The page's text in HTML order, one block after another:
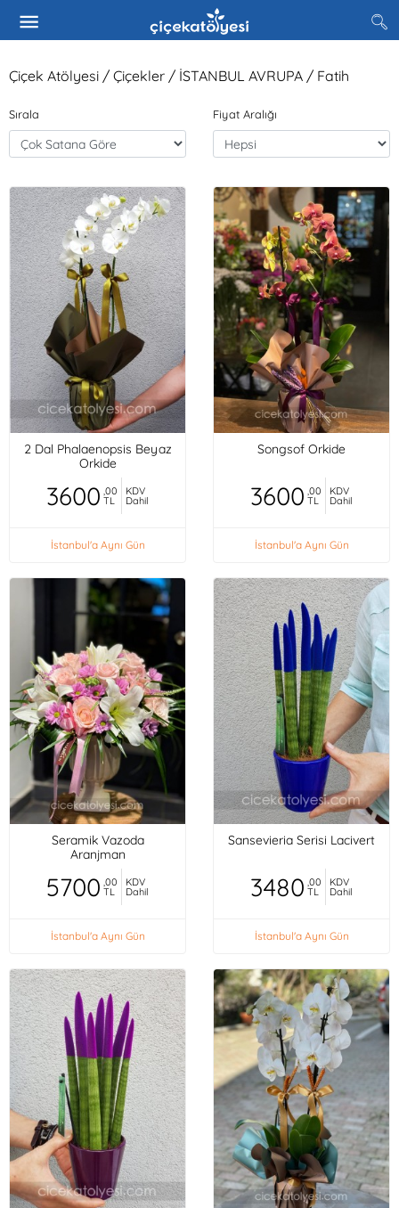
Çiçek Atölyesi / Çiçekler / İSTANBUL AVRUPA / Fatih
Sırala Fiyat Aralığı
2 Dal Phalaenopsis Beyaz
Orkide
3600 ,00
TL
KDV
Dahil
İstanbul'a Aynı Gün
Songsof Orkide
3600 ,00
TL
KDV
Dahil
İstanbul'a Aynı Gün
Seramik Vazoda
Aranjman
5700 ,00
TL
KDV
Dahil
İstanbul'a Aynı Gün
Sansevieria Serisi Lacivert
3480 ,00
TL
KDV
Dahil
İstanbul'a Aynı Gün